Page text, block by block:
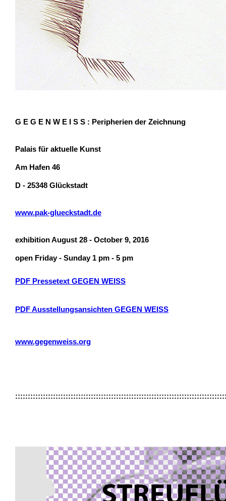
G E G E N W E I S S : Peripherien der Zeichnung
Palais für aktuelle Kunst
Am Hafen 46
D - 25348 Glückstadt
www.pak-glueckstadt.de
exhibition August 28 - October 9, 2016
open Friday - Sunday 1 pm - 5 pm
PDF Pressetext GEGEN WEISS
PDF Ausstellungsansichten GEGEN WEISS
www.gegenweiss.org